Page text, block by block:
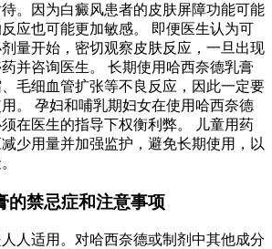
。因为白癜风患者的皮肤屏障功能可能
应也可能更加敏感。 即便医生认为可
量开始，密切观察皮肤反应，一旦出现
并咨询医生。 长期使用哈西奈德乳膏
毛细血管扩张等不良反应，因此一定要
。 孕妇和哺乳期妇女在使用哈西奈德
在医生的指导下权衡利弊。 儿童用药
少用量并加强监护，避免长期使用，以
的禁忌症和注意事项
人适用。对哈西奈德或制剂中其他成分